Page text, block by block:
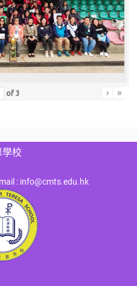
of3 › »
學校
: info@cmts.edu.hk